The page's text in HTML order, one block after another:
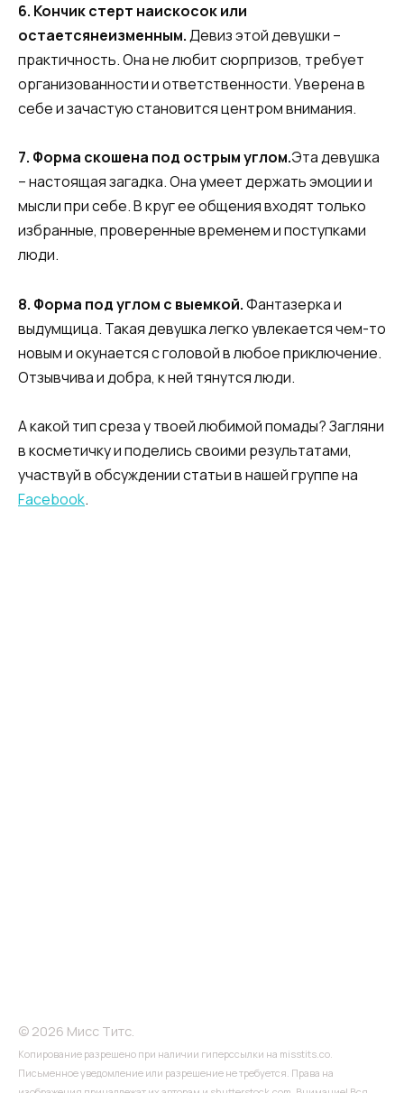
6. Кончикстерт наискосокили
остаетсянеизменным.Девиз этой девушки –
практичность. Она не любит сюрпризов, требует
организованности и ответственности. Уверена в
себе и зачастую становится центром внимания.
7. Форма скошена под острымуглом.Эта девушка
– настоящая загадка. Она умеет держать эмоции и
мысли при себе. В круг ее общения входят только
избранные, проверенные временем и поступками
люди.
8. Форма подуглом с выемкой.Фантазерка и
выдумщица. Такая девушка легко увлекается чем-то
новым и окунается с головой в любое приключение.
Отзывчива и добра, к ней тянутся люди.
А какой тип среза у твоей любимой помады? Загляни
в косметичку и поделись своими результатами,
участвуй в обсуждении статьи в нашей группе на
Facebook.
© 2026 Мисс Титс.
Копирование разрешено при наличии гиперссылки на misstits.co.
Письменное уведомление или разрешение не требуется. Права на